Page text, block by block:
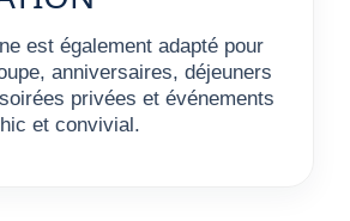
est également adapté pour
anniversaires, déjeuners
privées et événements
et convivial.